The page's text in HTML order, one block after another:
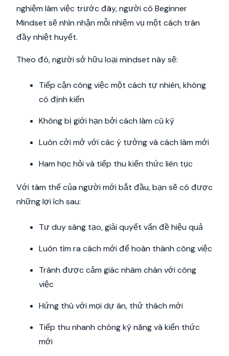
nghiệm làm việc trước đây, người có Beginner
Mindset sẽ nhìn nhận mỗi nhiệm vụ một cách tràn
đầy nhiệt huyết.
Theo đó, người sở hữu loại mindset này sẽ:
Tiếp cận công việc một cách tự nhiên, không
có định kiến
Không bị giới hạn bởi cách làm cũ kỹ
Luôn cởi mở với các ý tưởng và cách làm mới
Ham học hỏi và tiếp thu kiến thức liên tục
Với tâm thế của người mới bắt đầu, bạn sẽ có được
những lợi ích sau:
Tư duy sáng tạo, giải quyết vấn đề hiệu quả
Luôn tìm ra cách mới để hoàn thành công việc
Tránh được cảm giác nhàm chán với công
việc
Hứng thú với mọi dự án, thử thách mới
Tiếp thu nhanh chóng kỹ năng và kiến thức
mới